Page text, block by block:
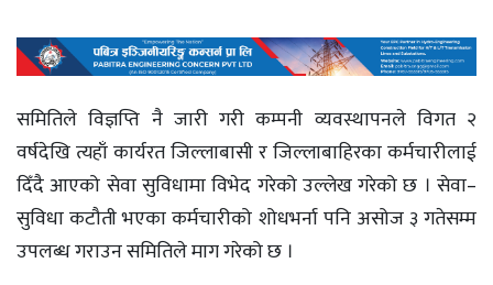
समितिले विज्ञप्ति नै जारी गरी कम्पनी व्यवस्थापनले विगत २
वर्षदेखि त्यहाँ कार्यरत जिल्लाबासी र जिल्लाबाहिरका कर्मचारीलाई
दिँदै आएको सेवा सुविधामा विभेद गरेको उल्लेख गरेको छ । सेवा–
सुविधा कटौती भएका कर्मचारीको शोधभर्ना पनि असोज ३ गतेसम्म
उपलब्ध गराउन समितिले माग गरेको छ ।